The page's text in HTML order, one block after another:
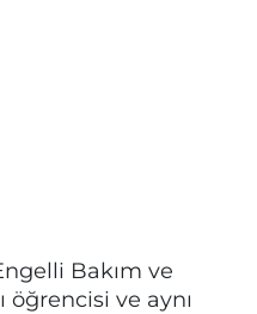
Bakım ve
öğrencisi ve aynı